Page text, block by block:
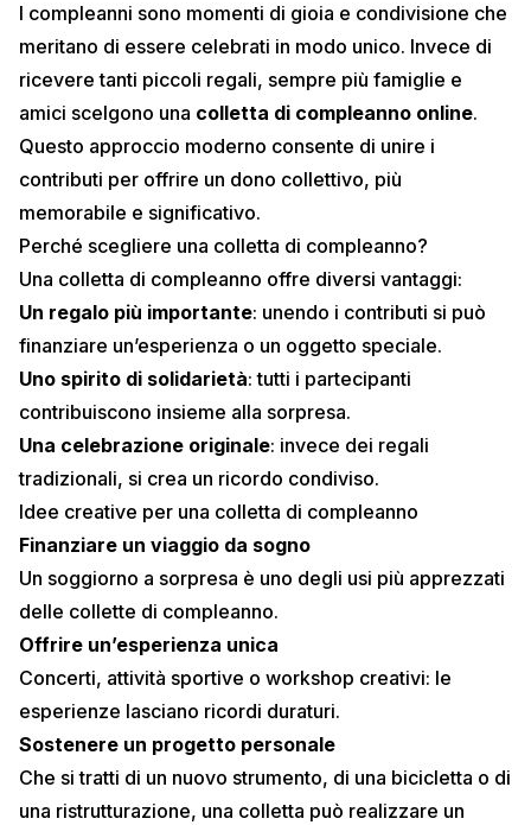
I compleanni sono momenti di gioia e condivisione che
meritano di essere celebrati in modo unico. Invece di
ricevere tanti piccoli regali, sempre più famiglie e
amici scelgono una colletta di compleanno online.
Questo approccio moderno consente di unire i
contributi per offrire un dono collettivo, più
memorabile e significativo.
Perché scegliere una colletta di compleanno?
Una colletta di compleanno offre diversi vantaggi:
Un regalo più importante: unendo i contributi si può
finanziare un’esperienza o un oggetto speciale.
Uno spirito di solidarietà: tutti i partecipanti
contribuiscono insieme alla sorpresa.
Una celebrazione originale: invece dei regali
tradizionali, si crea un ricordo condiviso.
Idee creative per una colletta di compleanno
Finanziare un viaggio da sogno
Un soggiorno a sorpresa è uno degli usi più apprezzati
delle collette di compleanno.
Offrire un’esperienza unica
Concerti, attività sportive o workshop creativi: le
esperienze lasciano ricordi duraturi.
Sostenere un progetto personale
Che si tratti di un nuovo strumento, di una bicicletta o di
una ristrutturazione, una colletta può realizzare un